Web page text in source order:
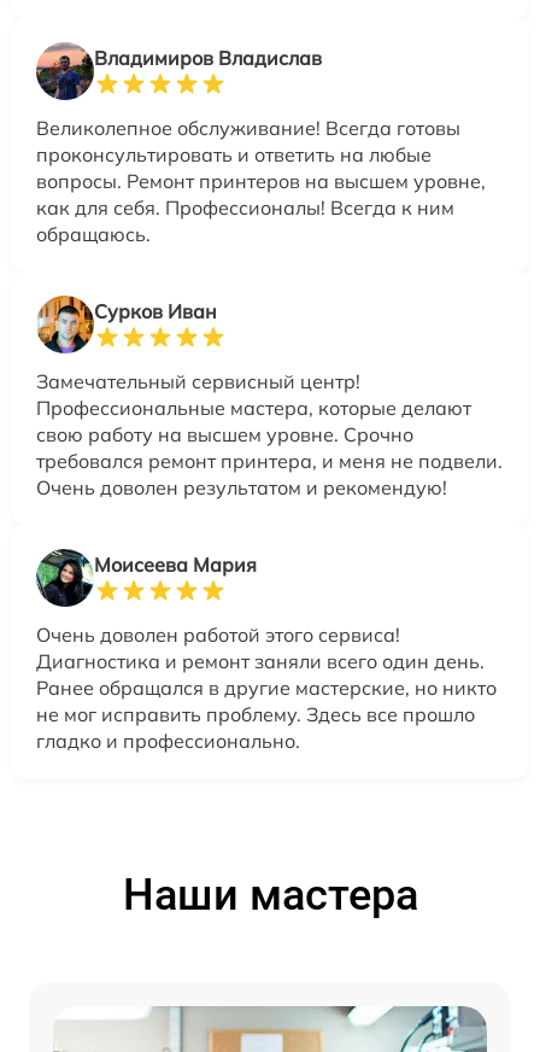
Владимиров Владислав
Великолепное обслуживание! Всегда готовы
проконсультировать и ответить на любые
вопросы. Ремонт принтеров на высшем уровне,
как для себя. Профессионалы! Всегда к ним
обращаюсь.
Сурков Иван
Замечательный сервисный центр!
Профессиональные мастера, которые делают
свою работу на высшем уровне. Срочно
требовался ремонт принтера, и меня не подвели.
Очень доволен результатом и рекомендую!
Моисеева Мария
Очень доволен работой этого сервиса!
Диагностика и ремонт заняли всего один день.
Ранее обращался в другие мастерские, но никто
не мог исправить проблему. Здесь все прошло
гладко и профессионально.
Наши мастера